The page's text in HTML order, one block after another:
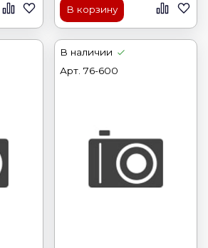
В корзину
В наличии
Арт. 76-600